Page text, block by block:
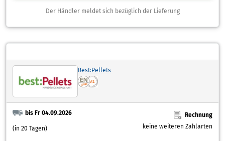
Der Händler meldet sich bezüglich der Lieferung
Best:Pellets
bis Fr 04.09.2026
(in 20 Tagen)
Rechnung
keine weiteren Zahlarten